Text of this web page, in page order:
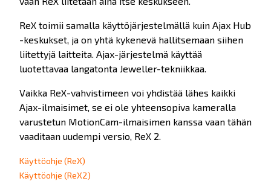
ReX toimii samalla käyttöjärjestelmällä kuin Ajax Hub
-keskukset, ja on yhtä kykenevä hallitsemaan siihen
liitettyjä laitteita. Ajax-järjestelmä käyttää
luotettavaa langatonta Jeweller-tekniikkaa.
Vaikka ReX-vahvistimeen voi yhdistää lähes kaikki
Ajax-ilmaisimet, se ei ole yhteensopiva kameralla
varustetun MotionCam-ilmaisimen kanssa vaan tähän
vaaditaan uudempi versio, ReX 2.
Käyttöohje (ReX)
Käyttöohje (ReX2)